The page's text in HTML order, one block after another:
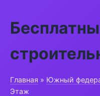
Главная » Южный
Этаж